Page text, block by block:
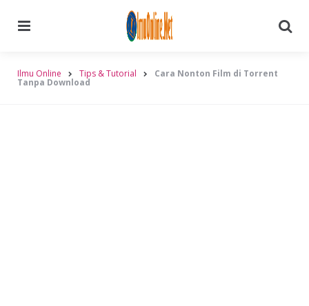
Ilmu Online Tips & Tutorial Cara Nonton Film di Torrent
Tanpa Download